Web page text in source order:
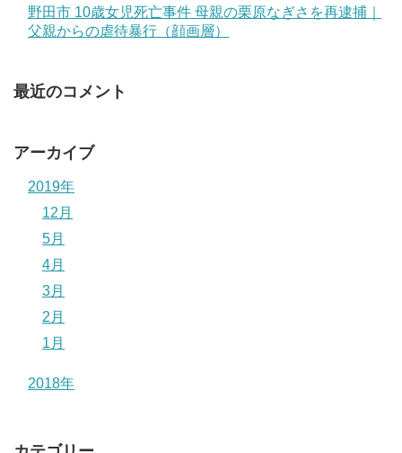
野田市 10歳女児死亡事件 母親の栗原なぎさを再逮捕｜
父親からの虐待暴行（顔画層）
最近のコメント
アーカイブ
2019年
12月
5月
4月
3月
2月
1月
2018年